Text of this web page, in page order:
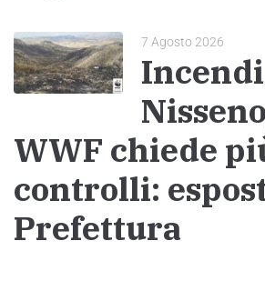
7 Agosto 2026
WWF chiede
controlli:
Prefettura